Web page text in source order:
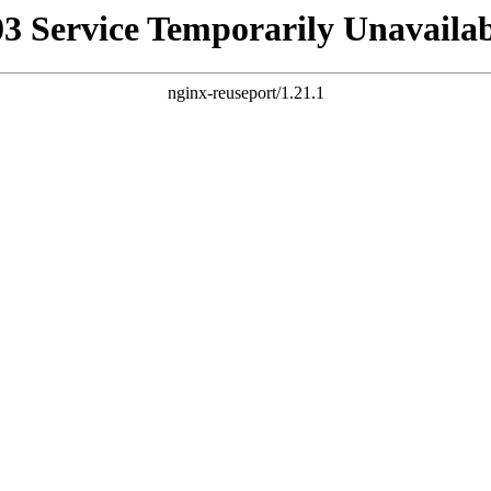
Service Temporarily
nginx-reuseport/1.21.1